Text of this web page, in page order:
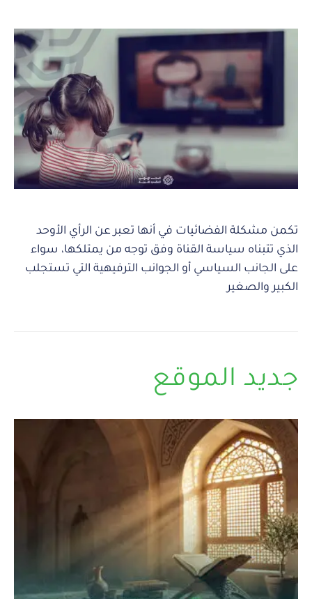
تكمن مشكلة الفضائيات في أنها تعبر عن الرأي الأوحد
الذي تتبناه سياسة القناة وفق توجه من يمتلكها، سواء
على الجانب السياسي أو الجوانب الترفيهية التي تستجلب
الكبير والصغير
جديد الموقع